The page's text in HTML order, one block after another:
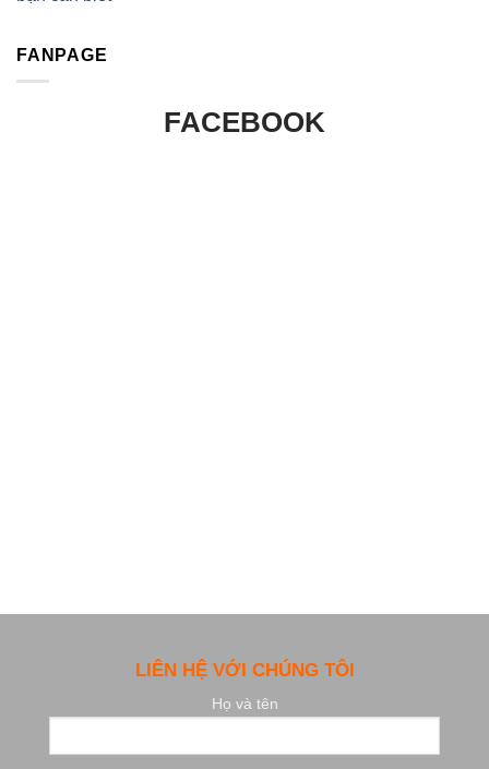
FANPAGE
FACEBOOK
LIÊN HỆ VỚI CHÚNG TÔI
Họ và tên